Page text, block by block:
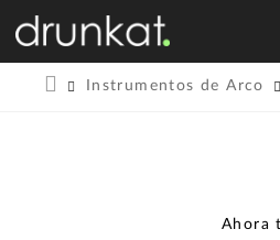
Instrumentos de Arco
Ahora